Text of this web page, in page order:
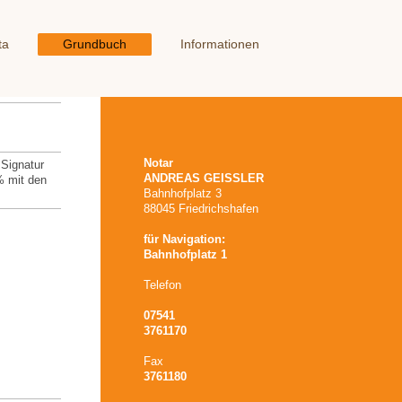
Grundbuch Informationen
mit den
Notar
ANDREAS GEISSLER
Bahnhofplatz 3
88045 Friedrichshafen
für Navigation:
Bahnhofplatz 1
Telefon
07541
3761170
Fax
3761180